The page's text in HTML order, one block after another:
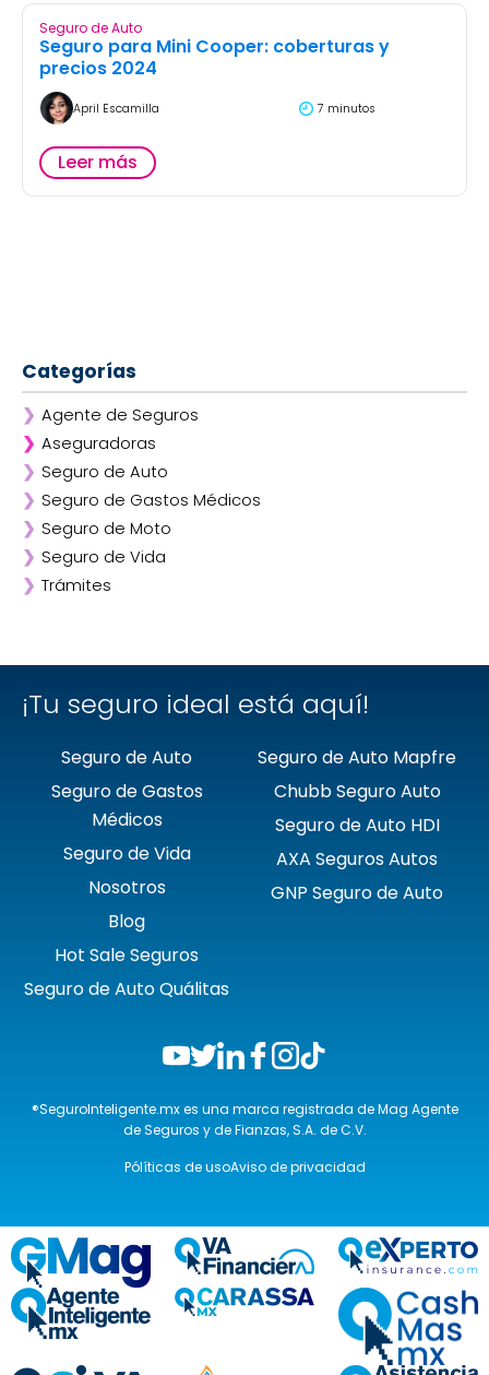
Seguro de Auto
Seguro para Mini Cooper: coberturas y
precios 2024
April Escamilla 7 minutos
Leer más
Categorías
❯ Agente de Seguros
❯ Aseguradoras
❯ Afirme
❯ ANA
❯ AXA
❯ Chubb
❯ GNP
❯ Seguro de Auto
❯ Seguro de Gastos Médicos
❯ Seguro de Moto
❯ Seguro de Vida
❯ Trámites
¡Tu seguro ideal está aquí!
Seguro de Auto
Seguro de Gastos
Médicos
Seguro de Vida
Nosotros
Blog
Hot Sale Seguros
Seguro de Auto Quálitas
Seguro de Auto Mapfre
Chubb Seguro Auto
Seguro de Auto HDI
AXA Seguros Autos
GNP Seguro de Auto
®SeguroInteligente.mx es una marca registrada de Mag Agente
de Seguros y de Fianzas, S.A. de C.V.
Pólíticas de usoAviso de privacidad